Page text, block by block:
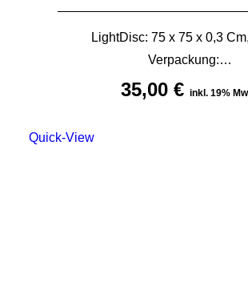
LightDisc: 75 x 75 x 0,3
Verpackung:…
35,00 € inkl. 19%
Quick-View